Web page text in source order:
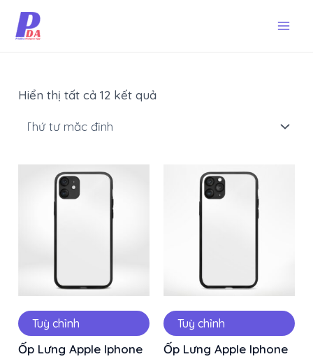
Skip
Hiển thị tất cả 12 kết quả
Tuỳ chỉnh
Ốp Lưng Apple Iphone
Tuỳ chỉnh
Ốp Lưng Apple Iphone